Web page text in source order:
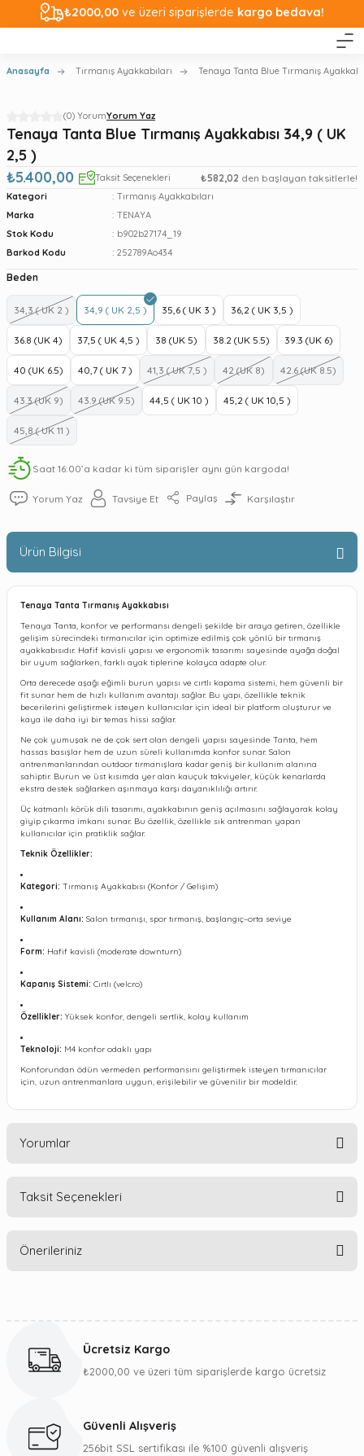
₺2000,00 ve üzeri siparişlerde kargo bedava!
Anasayfa Tırmanış Ayakkabıları Tenaya Tanta Blue Tırmanış
(0) YorumYorum Yaz
Tenaya Tanta Blue Tırmanış Ayakkabısı 34,9 ( UK
2,5 )
₺5.400,00
Taksit Seçenekleri ₺582,02 den başlayan taksitlerle!
Kategori
Tırmanış Ayakkabıları
Marka
TENAYA
Stok Kodu
b902b27174_19
Barkod Kodu
252789Ao434
Beden
34,3 ( UK 2 ) 34,9 ( UK 2,5 ) 35,6 ( UK 3 ) 36,2 ( UK 3,5 )
36.8 (UK 4) 37,5 ( UK 4,5 ) 38 (UK 5) 38.2 (UK 5.5) 39.3 (UK 6)
40 (UK 6.5) 40,7 ( UK 7 ) 41,3 ( UK 7,5 ) 42 (UK 8) 42.6 (UK 8.5)
43.3 (UK 9) 43.9 (UK 9.5) 44,5 ( UK 10 ) 45,2 ( UK 10,5 )
45,8 ( UK 11 )
Saat 16:00’a kadar ki tüm siparişler aynı gün kargoda!
Yorum Yaz Tavsiye Et Paylaş Karşılaştır
Ürün Bilgisi
Tenaya Tanta Tırmanış Ayakkabısı
Tenaya Tanta, konfor ve performansı dengeli şekilde bir araya getiren, özellikle
gelişim sürecindeki tırmanıcılar için optimize edilmiş çok yönlü bir tırmanış
ayakkabısıdır. Hafif kavisli yapısı ve ergonomik tasarımı sayesinde ayağa doğal
bir uyum sağlarken, farklı ayak tiplerine kolayca adapte olur.
Orta derecede aşağı eğimli burun yapısı ve cırtlı kapama sistemi, hem güvenli bir
fit sunar hem de hızlı kullanım avantajı sağlar. Bu yapı, özellikle teknik
becerilerini geliştirmek isteyen kullanıcılar için ideal bir platform oluşturur ve
kaya ile daha iyi bir temas hissi sağlar.
Ne çok yumuşak ne de çok sert olan dengeli yapısı sayesinde Tanta, hem
hassas basışlar hem de uzun süreli kullanımda konfor sunar. Salon
antrenmanlarından outdoor tırmanışlara kadar geniş bir kullanım alanına
sahiptir. Burun ve üst kısımda yer alan kauçuk takviyeler, küçük kenarlarda
ekstra destek sağlarken aşınmaya karşı dayanıklılığı artırır.
Üç katmanlı körük dili tasarımı, ayakkabının geniş açılmasını sağlayarak kolay
giyip çıkarma imkanı sunar. Bu özellik, özellikle sık antrenman yapan
kullanıcılar için pratiklik sağlar.
Teknik Özellikler:
Kategori: Tırmanış Ayakkabısı (Konfor / Gelişim)
Kullanım Alanı: Salon tırmanışı, spor tırmanış, başlangıç–orta seviye
Form: Hafif kavisli (moderate downturn)
Kapanış Sistemi: Cırtlı (velcro)
Özellikler: Yüksek konfor, dengeli sertlik, kolay kullanım
Teknoloji: M4 konfor odaklı yapı
Konforundan ödün vermeden performansını geliştirmek isteyen tırmanıcılar
için, uzun antrenmanlara uygun, erişilebilir ve güvenilir bir modeldir.
Yorumlar
Taksit Seçenekleri
Önerileriniz
Görüş ve önerileriniz için teşekkür ederiz.
Ürün bilgilerinde hatalar bulunuyor.
Ücretsiz Kargo
₺2000,00 ve üzeri tüm siparişlerde kargo ücretsiz
Güvenli Alışveriş
256bit SSL sertifikası ile %100 güvenli alışveriş